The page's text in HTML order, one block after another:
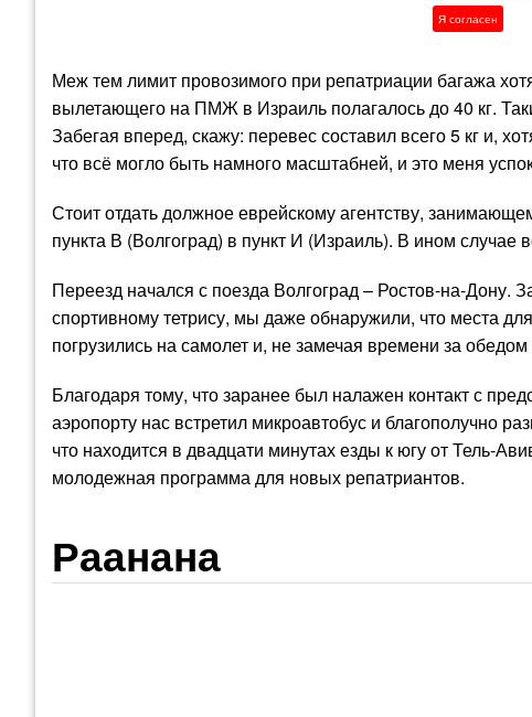
Меж тем лимит провозимого при репатриации багажа
вылетающего на ПМЖ в Израиль полагалось до 40 кг.
Забегая вперед, скажу: перевес составил всего 5 кг и,
что всё могло быть намного масштабней, и это меня
Стоит отдать должное еврейскому агентству,
пункта В (Волгоград) в пункт И (Израиль). В ином случае
Переезд начался с поезда Волгоград – Ростов-на-
спортивному тетрису, мы даже обнаружили, что места
погрузились на самолет и, не замечая времени за
Благодаря тому, что заранее был налажен контакт с
аэропорту нас встретил микроавтобус и благополучно
что находится в двадцати минутах езды к югу от Тель-
молодежная программа для новых репатриантов.
Раанана
Я согласен